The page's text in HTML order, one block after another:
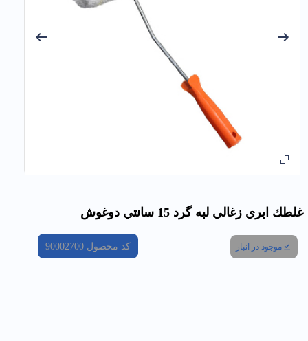
غلطك ابري زغالي لبه گرد 15 سانتي دوغوش
موجود در انبار کد محصول 90002700